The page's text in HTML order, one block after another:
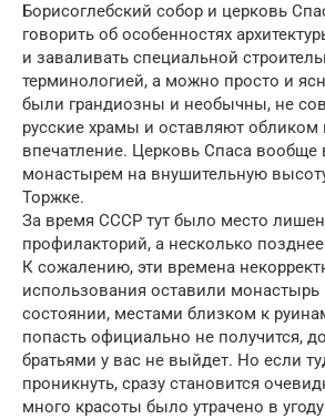
Борисоглебский собор и церковь
говорить об особенностях
и заваливать специальной
терминологией, а можно просто и
были грандиозны и необычны, не
русские храмы и оставляют обликом
впечатление. Церковь Спаса
монастырем на внушительную
Торжке.
За время СССР тут было место
профилакторий, а несколько
К сожалению, эти времена
использования оставили
состоянии, местами близком к
попасть официально не получится,
братьями у вас не выйдет. Но если
проникнуть, сразу становится
много красоты было утрачено в